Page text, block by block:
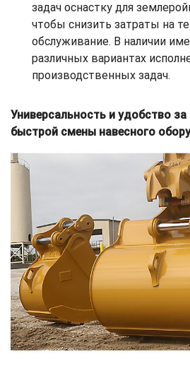
задач оснастку для
чтобы снизить затраты на
обслуживание. В наличии
различных вариантах
производственных задач.
Универсальность и удобство
быстрой смены навесного